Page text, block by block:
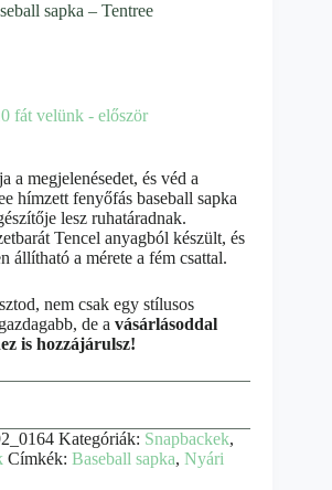
sapka – Tentree
a megjelenésedet, és véd a
hímzett fenyőfás baseball sapka
lesz ruhatáradnak.
Tencel anyagból készült, és
állítható a mérete a fém csattal.
nem csak egy stílusos
de a vásárlásoddal
is hozzájárulsz!
Kategóriák: Snapbackek,
Címkék: Baseball sapka, Nyári